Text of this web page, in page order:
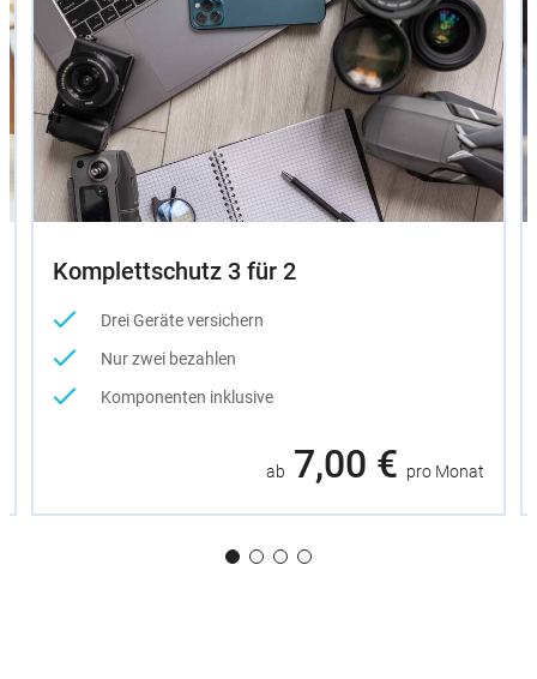
Komplettschutz 3 für 2
Drei Geräte versichern
Nur zwei bezahlen
Komponenten inklusive
ab 7,00 € pro Monat